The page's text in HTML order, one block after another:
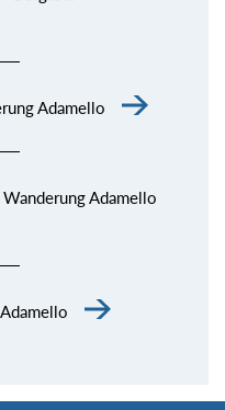
Adamello
Adamello